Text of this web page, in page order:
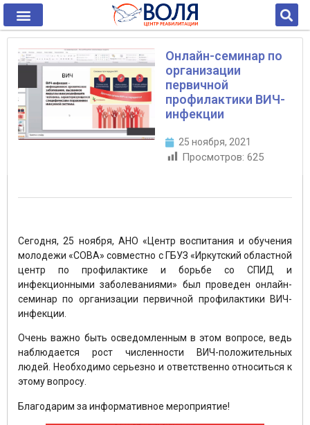
Онлайн-семинар по
организации
первичной
профилактики ВИЧ-
инфекции
25 ноября, 2021
Просмотров: 625
Сегодня, 25 ноября, АНО «Центр воспитания и обучения
молодежи «СОВА» совместно с ГБУЗ «Иркутский областной
центр по профилактике и борьбе со СПИД и
инфекционными заболеваниями» был проведен онлайн-
семинар по организации первичной профилактики ВИЧ-
инфекции.
Очень важно быть осведомленным в этом вопросе, ведь
наблюдается рост численности ВИЧ-положительных
людей. Необходимо серьезно и ответственно относиться к
этому вопросу.
Благодарим за информативное мероприятие!